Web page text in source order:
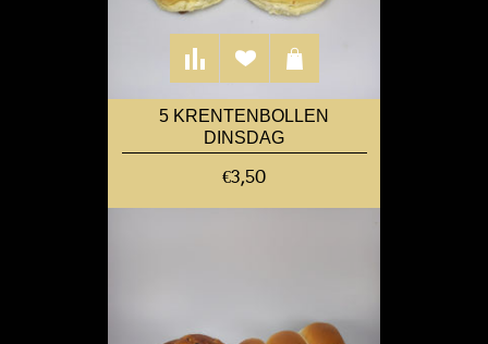
5 KRENTENBOLLEN
DINSDAG
€3,50